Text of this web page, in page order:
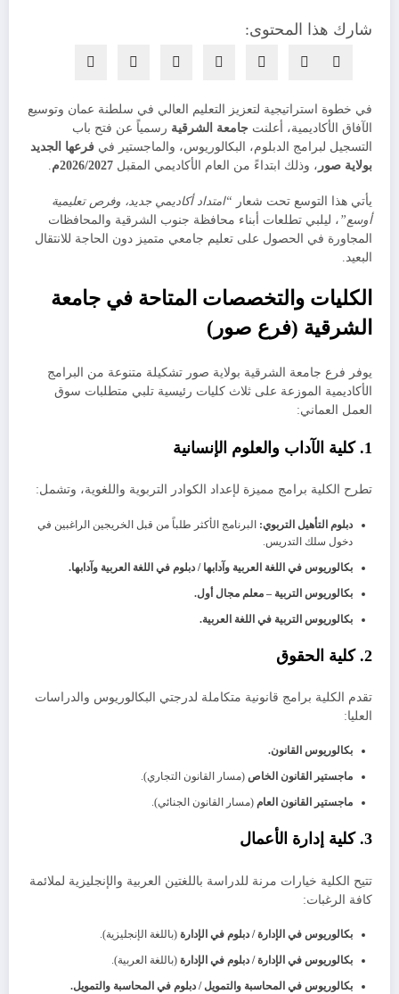
شارك هذا المحتوى:
في خطوة استراتيجية لتعزيز التعليم العالي في سلطنة عمان وتوسيع
الآفاق الأكاديمية، أعلنت جامعة الشرقية رسمياً عن فتح باب
التسجيل لبرامج الدبلوم، البكالوريوس، والماجستير في فرعها الجديد
بولاية صور ، وذلك ابتداءً من العام الأكاديمي المقبل 2026/2027م
​يأتي هذا التوسع تحت شعار “امتداد أكاديمي جديد، وفرص تعليمية
أوسع” ، ليلبي تطلعات أبناء محافظة جنوب الشرقية والمحافظات
المجاورة في الحصول على تعليم جامعي متميز دون الحاجة للانتقال
البعيد.
​الكليات والتخصصات المتاحة في جامعة
الشرقية (فرع صور)
​يوفر فرع جامعة الشرقية بولاية صور تشكيلة متنوعة من البرامج
الأكاديمية الموزعة على ثلاث كليات رئيسية تلبي متطلبات سوق
العمل العماني:
​1. كلية الآداب والعلوم الإنسانية
​تطرح الكلية برامج مميزة لإعداد الكوادر التربوية واللغوية، وتشمل:
دبلوم التأهيل التربوي: البرنامج الأكثر طلباً من قبل الخريجين الراغبين في
دخول سلك التدريس.
بكالوريوس في اللغة العربية وآدابها / دبلوم في اللغة العربية وآدابها.
بكالوريوس التربية – معلم مجال أول.
بكالوريوس التربية في اللغة العربية.
​2. كلية الحقوق
​تقدم الكلية برامج قانونية متكاملة لدرجتي البكالوريوس والدراسات
العليا:
بكالوريوس القانون.
ماجستير القانون الخاص (مسار القانون التجاري).
ماجستير القانون العام (مسار القانون الجنائي).
​3. كلية إدارة الأعمال
​تتيح الكلية خيارات مرنة للدراسة باللغتين العربية والإنجليزية لملائمة
كافة الرغبات:
بكالوريوس في الإدارة / دبلوم في الإدارة (باللغة الإنجليزية).
بكالوريوس في الإدارة / دبلوم في الإدارة (باللغة العربية).
بكالوريوس في المحاسبة والتمويل / دبلوم في المحاسبة والتمويل.